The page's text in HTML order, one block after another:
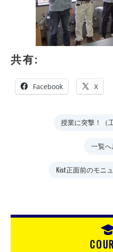
共有:
Facebook X
授業に突撃！（
一覧へ
Kist正面前のモニ